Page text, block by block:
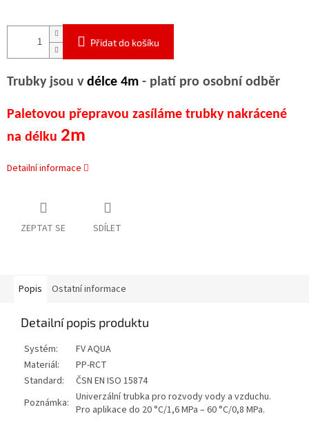
Přidat do košíku
Trubky jsou v délce 4m - platí pro osobní odběr
Paletovou přepravou zasíláme trubky nakrácené
na délku 2m
Detailní informace
ZEPTAT SE SDÍLET
Popis Ostatní informace
Detailní popis produktu
Systém:
FV AQUA
Materiál:
PP-RCT
Standard:
ČSN EN ISO 15874
Poznámka: Univerzální trubka pro rozvody vody a vzduchu.
Pro aplikace do 20 °C/1,6 MPa – 60 °C/0,8 MPa.